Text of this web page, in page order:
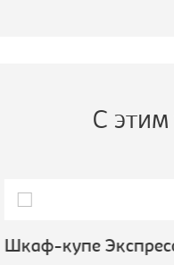
С
Шкаф-купе Экспресс